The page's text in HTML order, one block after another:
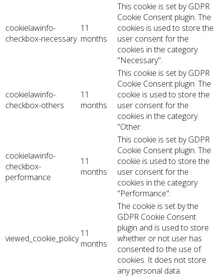
cookielawinfo-
checkbox-necessary
11
months
This cookie is set by GDPR
Cookie Consent plugin. The
cookies is used to store the
user consent for the
cookies in the category
"Necessary".
cookielawinfo-
checkbox-others
11
months
This cookie is set by GDPR
Cookie Consent plugin. The
cookie is used to store the
user consent for the
cookies in the category
"Other.
cookielawinfo-
checkbox-
performance
11
months
This cookie is set by GDPR
Cookie Consent plugin. The
cookie is used to store the
user consent for the
cookies in the category
"Performance".
viewed_cookie_policy 11
months
The cookie is set by the
GDPR Cookie Consent
plugin and is used to store
whether or not user has
consented to the use of
cookies. It does not store
any personal data.